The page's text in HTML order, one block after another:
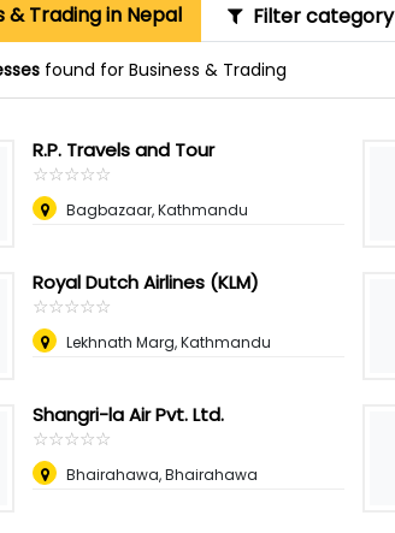
& Trading in Nepal Filter category
found for Business & Trading
R.P. Travels and Tour
☆☆☆☆☆
★★★★★
Bagbazaar, Kathmandu
Royal Dutch Airlines (KLM)
☆☆☆☆☆
★★★★★
Lekhnath Marg, Kathmandu
Shangri-la Air Pvt. Ltd.
☆☆☆☆☆
★★★★★
Bhairahawa, Bhairahawa